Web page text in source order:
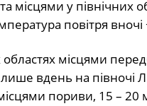
місцями у північних
повітря
місцями
лише вдень на
пориви, 15 –